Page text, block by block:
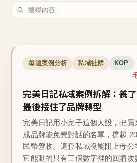
每週案例分析 私域社群 KOP
完美日記私域案例拆解：養
最後接住了品牌轉型
完美日記用小完子這個人設，把
成品牌能免費對話的名單，撐起
民幣營收。這套私域沒能阻止母公
它能動的只有三個數字裡的回購